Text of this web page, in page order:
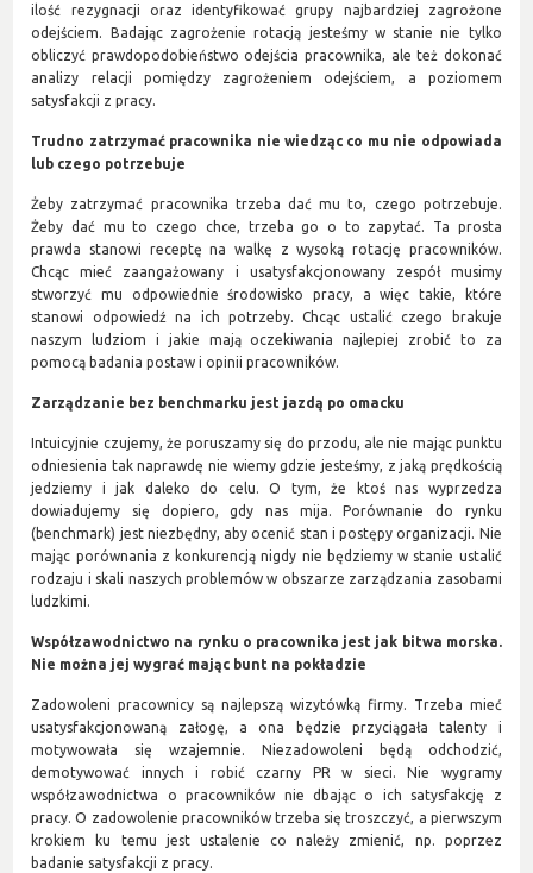
ilość rezygnacji oraz identyfikować grupy najbardziej zagrożone
odejściem. Badając zagrożenie rotacją jesteśmy w stanie nie tylko
obliczyć prawdopodobieństwo odejścia pracownika, ale też dokonać
analizy relacji pomiędzy zagrożeniem odejściem, a poziomem
satysfakcji z pracy.
Trudno zatrzymać pracownika nie wiedząc co mu nie odpowiada
lub czego potrzebuje
Żeby zatrzymać pracownika trzeba dać mu to, czego potrzebuje.
Żeby dać mu to czego chce, trzeba go o to zapytać. Ta prosta
prawda stanowi receptę na walkę z wysoką rotację pracowników.
Chcąc mieć zaangażowany i usatysfakcjonowany zespół musimy
stworzyć mu odpowiednie środowisko pracy, a więc takie, które
stanowi odpowiedź na ich potrzeby. Chcąc ustalić czego brakuje
naszym ludziom i jakie mają oczekiwania najlepiej zrobić to za
pomocą badania postaw i opinii pracowników.
Zarządzanie bez benchmarku jest jazdą po omacku
Intuicyjnie czujemy, że poruszamy się do przodu, ale nie mając punktu
odniesienia tak naprawdę nie wiemy gdzie jesteśmy, z jaką prędkością
jedziemy i jak daleko do celu. O tym, że ktoś nas wyprzedza
dowiadujemy się dopiero, gdy nas mija. Porównanie do rynku
(benchmark) jest niezbędny, aby ocenić stan i postępy organizacji. Nie
mając porównania z konkurencją nigdy nie będziemy w stanie ustalić
rodzaju i skali naszych problemów w obszarze zarządzania zasobami
ludzkimi.
Współzawodnictwo na rynku o pracownika jest jak bitwa morska.
Nie można jej wygrać mając bunt na pokładzie
Zadowoleni pracownicy są najlepszą wizytówką firmy. Trzeba mieć
usatysfakcjonowaną załogę, a ona będzie przyciągała talenty i
motywowała się wzajemnie. Niezadowoleni będą odchodzić,
demotywować innych i robić czarny PR w sieci. Nie wygramy
współzawodnictwa o pracowników nie dbając o ich satysfakcję z
pracy. O zadowolenie pracowników trzeba się troszczyć, a pierwszym
krokiem ku temu jest ustalenie co należy zmienić, np. poprzez
badanie satysfakcji z pracy.